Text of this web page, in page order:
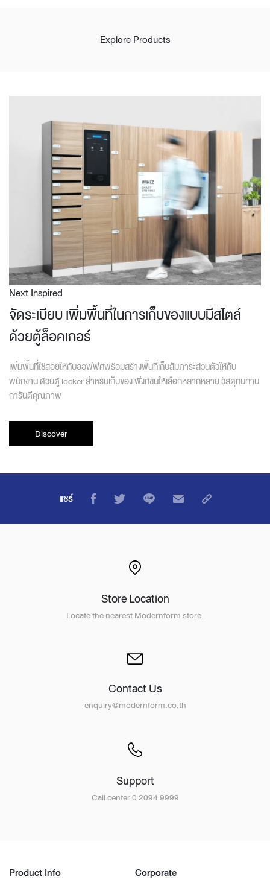
Explore Products
Next Inspired
จัดระเบียบ เพิ่มพื้นที่ในการเก็บของแบบมีสไตล์
ด้วยตู้ล็อคเกอร์
เพิ่มพื้นที่ใช้สอยให้กับออฟฟิศพร้อมสร้างพื้นที่เก็บสัมภาระส่วนตัวให้กับ
พนักงาน ด้วยตู้ locker สำหรับเก็บของ ฟังก์ชันให้เลือกหลากหลาย วัสดุทนทาน
การันตีคุณภาพ
Discover
แชร์
Store Location
Locate the nearest Modernform store.
Contact Us
enquiry@modernform.co.th
Support
Call center 0 2094 9999
Product Info Corporate